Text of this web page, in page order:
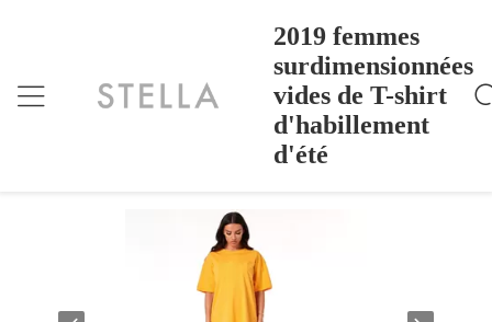
2019 femmes
surdimensionnées
vides de T-shirt
d'habillement
d'été
Accueil Products
2019 Femmes Surdimensionnées Vides De T-Shirt
D'habillement D'été
2019 femmes surdimensionnées vides de
T-shirt d'habillement d'été